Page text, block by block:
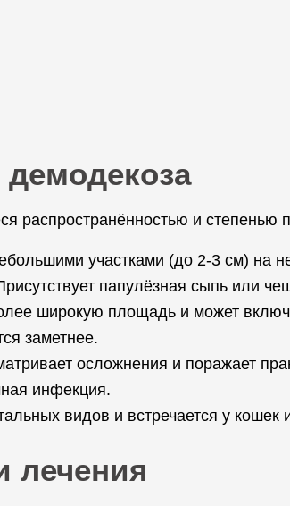
распространённостью и степенью
участками (до 2-3 см) на
папулёзная сыпь или
широкую площадь и может
заметнее.
осложнения и поражает
инфекция.
видов и встречается у кошек
лечения